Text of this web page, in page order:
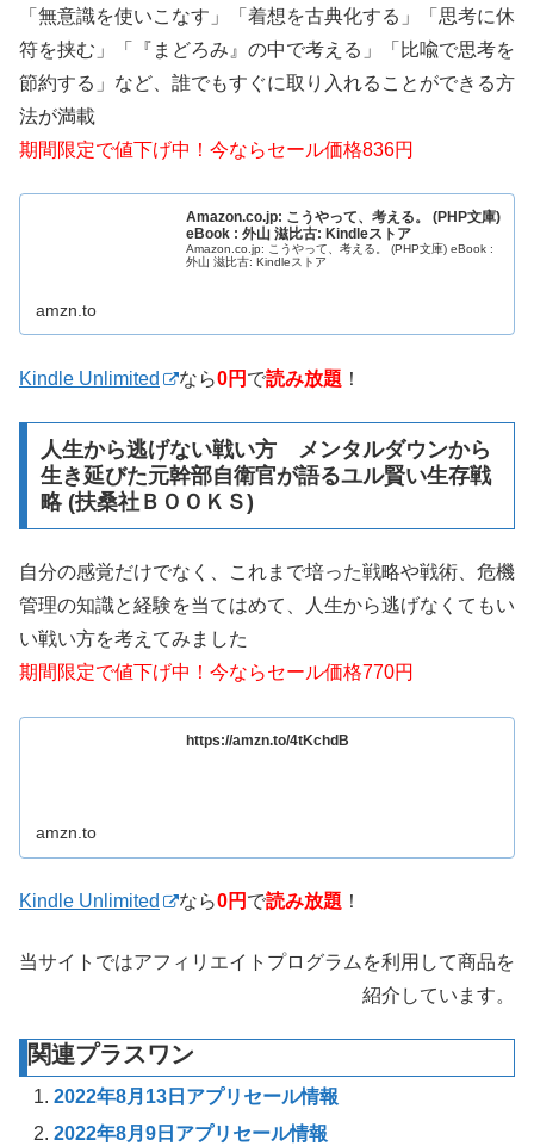
「無意識を使いこなす」「着想を古典化する」「思考に休
符を挟む」「『まどろみ』の中で考える」「比喩で思考を
節約する」など、誰でもすぐに取り入れることができる方
法が満載
期間限定で値下げ中！今ならセール価格836円
Amazon.co.jp: こうやって、考える。 (PHP文庫)
eBook : 外山 滋比古: Kindleストア
Amazon.co.jp: こうやって、考える。 (PHP文庫) eBook :
外山 滋比古: Kindleストア
amzn.to
Kindle Unlimited なら0円 で読み放題 ！
人生から逃げない戦い方 メンタルダウンから
生き延びた元幹部自衛官が語るユル賢い生存戦
略 (扶桑社ＢＯＯＫＳ)
自分の感覚だけでなく、これまで培った戦略や戦術、危機
管理の知識と経験を当てはめて、人生から逃げなくてもい
い戦い方を考えてみました
期間限定で値下げ中！今ならセール価格770円
https://amzn.to/4tKchdB
amzn.to
Kindle Unlimited なら0円 で読み放題 ！
当サイトではアフィリエイトプログラムを利用して商品を
紹介しています。
関連プラスワン
2022年8月13日アプリセール情報
2022年8月9日アプリセール情報